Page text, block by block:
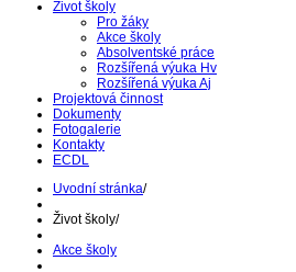
Život školy
Pro žáky
Akce školy
Absolventské práce
Rozšířená výuka Hv
Rozšířená výuka Aj
Projektová činnost
Dokumenty
Fotogalerie
Kontakty
ECDL
Uvodní stránka/
Život školy/
Akce školy